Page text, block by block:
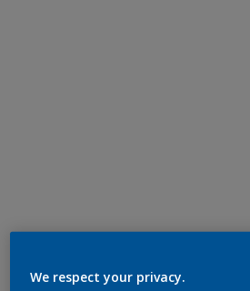
We respect your privacy.